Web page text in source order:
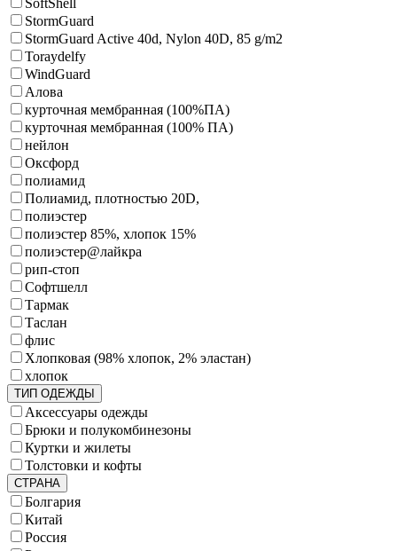
StormGuard
StormGuard Active 40d, Nylon 40D, 85 g/m2
Toraydelfy
WindGuard
Алова
курточная мембранная (100%ПА)
курточная мембранная (100% ПА)
нейлон
Оксфорд
полиамид
Полиамид, плотностью 20D,
полиэстер
полиэстер 85%, хлопок 15%
полиэстер@лайкра
рип-стоп
Софтшелл
Тармак
Таслан
флис
Хлопковая (98% хлопок, 2% эластан)
хлопок
ТИП ОДЕЖДЫ
Аксессуары одежды
Брюки и полукомбинезоны
Куртки и жилеты
Толстовки и кофты
СТРАНА
Болгария
Китай
Россия